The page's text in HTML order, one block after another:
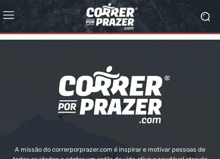
A missão do correrporprazer.com é inspirar e motivar pessoas de